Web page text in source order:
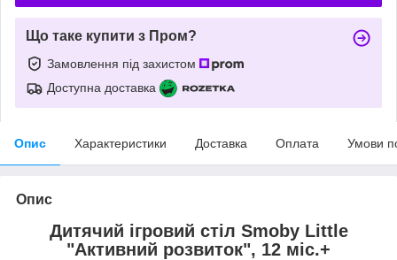
Що таке купити з Пром?
Замовлення під захистом
Доступна доставка
Опис Характеристики Доставка Оплата Умови
Опис
Дитячий ігровий стіл Smoby Little
"Активний розвиток", 12 міс.+